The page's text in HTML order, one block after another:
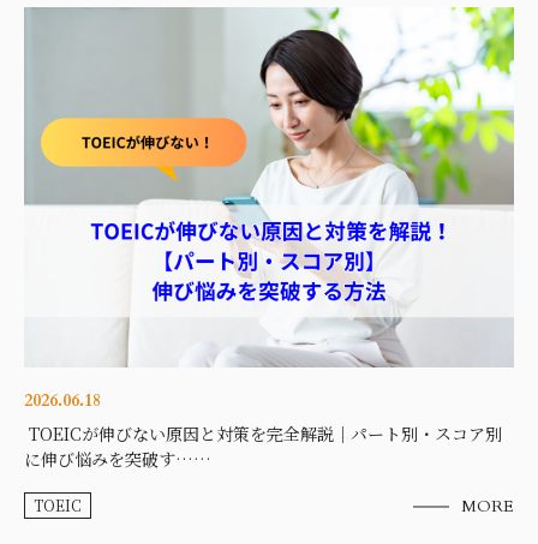
2026.06.18
TOEICが伸びない原因と対策を完全解説｜パート別・スコア別
に伸び悩みを突破す……
TOEIC MORE